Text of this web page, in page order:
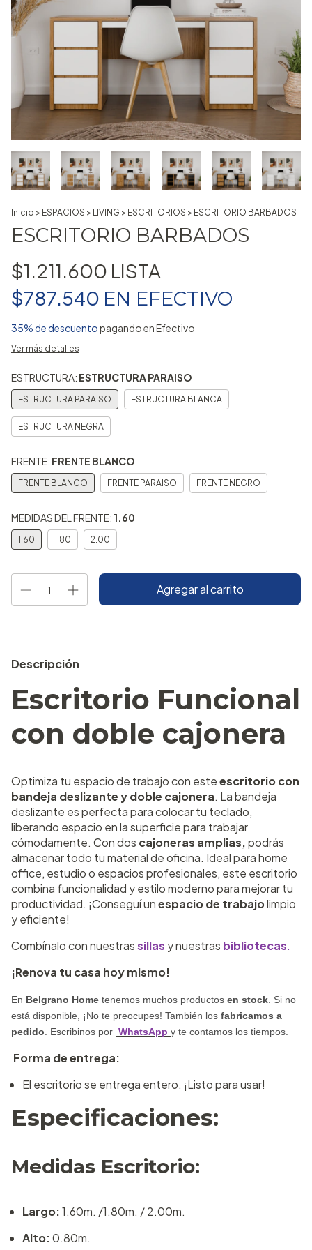
Inicio > ESPACIOS > LIVING > ESCRITORIOS > ESCRITORIO BARBADOS
ESCRITORIO BARBADOS
$1.211.600
$787.540 EN EFECTIVO
35% de descuentopagando en Efectivo
Ver más detalles
ESTRUCTURA: ESTRUCTURA PARAISO
ESTRUCTURA PARAISO ESTRUCTURA BLANCA
ESTRUCTURA NEGRA
FRENTE: FRENTE BLANCO
FRENTE BLANCO FRENTE PARAISO FRENTE NEGRO
MEDIDAS DEL FRENTE: 1.60
1.60 1.80 2.00
Descripción
Escritorio Funcional
con doble cajonera
Optimiza tu espacio de trabajo con esteescritorio con
bandeja deslizante y doble cajonera. La bandeja
deslizante es perfecta para colocar tu teclado,
liberando espacio en la superficie para trabajar
cómodamente. Con dos cajoneras amplias,podrás
almacenar todo tu material de oficina. Ideal para home
office, estudio o espacios profesionales, este escritorio
combina funcionalidad y estilo moderno para mejorar tu
productividad. ¡Conseguí unespacio de trabajolimpio
y eficiente!
Combínalo con nuestrassillas y nuestras bibliotecas.
¡Renova tu casa hoy mismo!
En Belgrano Home tenemos muchos productos en stock . Si no
está disponible, ¡No te preocupes! También los fabricamos a
pedido . Escribinos por WhatsApp y te contamos los tiempos.
Forma de entrega:
El escritorio se entrega entero. ¡Listo para usar!
Especificaciones:
Medidas Escritorio:
Largo:1.60m. /1.80m. / 2.00m.
Alto:0.80m.